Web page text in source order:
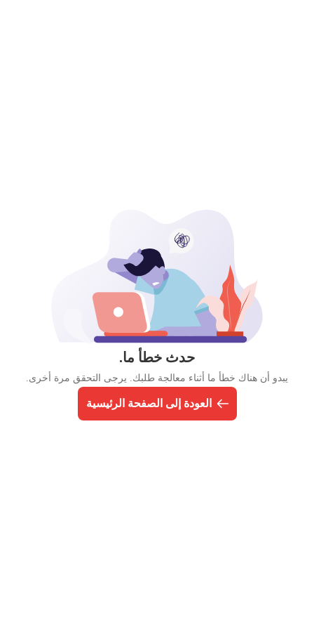
حدث خطأ ما.
يبدو أن هناك خطأ ما أثناء معالجة طلبك. يرجى التحقق مرة أخرى.
العودة إلى الصفحة الرئيسية